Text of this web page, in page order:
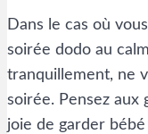
Dans le cas où
soirée dodo au
tranquillement, ne
soirée. Pensez aux
joie de garder